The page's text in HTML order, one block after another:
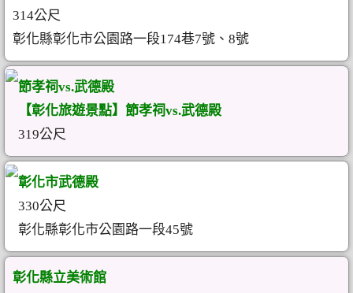
314公尺
彰化縣彰化市公園路一段174巷7號、8號
節孝祠vs.武德殿
【彰化旅遊景點】節孝祠vs.武德殿
319公尺
彰化市武德殿
330公尺
彰化縣彰化市公園路一段45號
彰化縣立美術館